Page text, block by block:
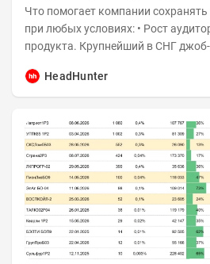
Что помогает компании сохранять
при любых условиях: • Рост аудитории основного
продукта. Крупнейший в СНГ джоб-
HeadHunter